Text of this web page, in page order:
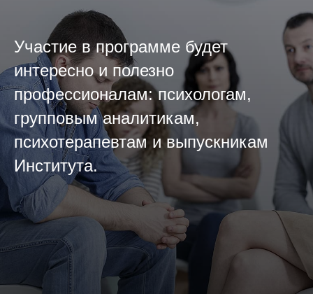
Участие в программе будет
интересно и полезно
профессионалам: психологам,
групповым аналитикам,
психотерапевтам и выпускникам
Института.